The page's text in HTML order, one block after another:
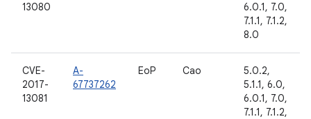
13080
6.0.1, 7.0,
7.1.1, 7.1.2,
8.0
CVE-
2017-
13081
A-
67737262
EoP Cao
5.0.2,
5.1.1, 6.0,
6.0.1, 7.0,
7.1.1, 7.1.2,